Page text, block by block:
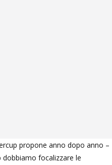
propone anno dopo anno –
dobbiamo focalizzare le